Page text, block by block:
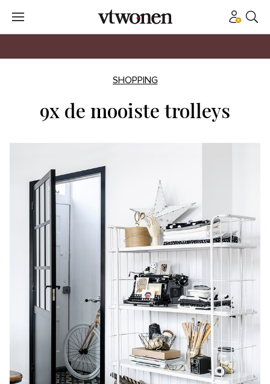
SHOPPING
9x de mooiste trolleys